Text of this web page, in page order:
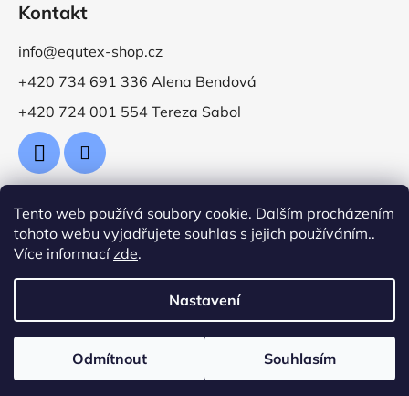
Tento web používá soubory cookie. Dalším procházením
tohoto webu vyjadřujete souhlas s jejich používáním..
Více informacízde.
Nastavení
Odmítnout Souhlasím
Kontakt
info@equtex-shop.cz
+420 734 691 336 Alena Bendová
+420 724 001 554 Tereza Sabol
Přijímáme online platby
Vytvořil Shoptet
Copyright 2026Jezdecké potřeby EquTex. Všechna
práva vyhrazena.Upravit nastavení cookies